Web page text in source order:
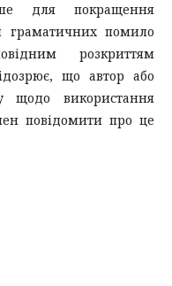
для покращення
граматичних помило
розкриттям
що автор або
щодо використання
повідомити про це